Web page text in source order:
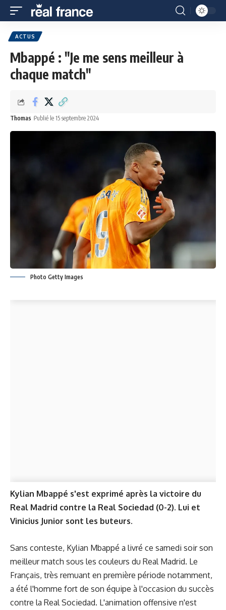
ACTUS
Mbappé : "Je me sens meilleur à
chaque match"
Thomas Publié le 15 septembre 2024
Photo Getty Images
Kylian Mbappé s'est exprimé après la victoire du
Real Madrid contre la Real Sociedad (0-2). Lui et
Vinicius Junior sont les buteurs.
Sans conteste, Kylian Mbappé a livré ce samedi soir son
meilleur match sous les couleurs du Real Madrid. Le
Français, très remuant en première période notamment,
a été l'homme fort de son équipe à l'occasion du succès
contre la Real Sociedad. L'animation offensive n'est